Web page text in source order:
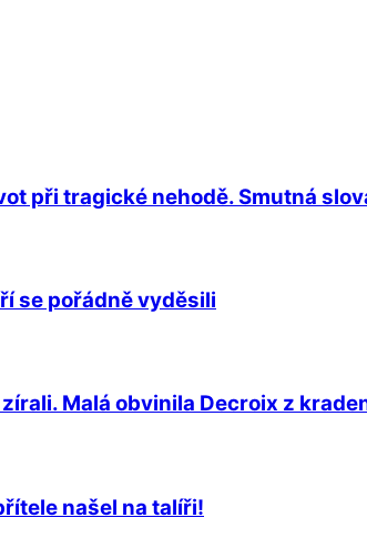
při tragické nehodě. Smutná
se pořádně vyděsili
Malá obvinila Decroix z
našel na talíři!